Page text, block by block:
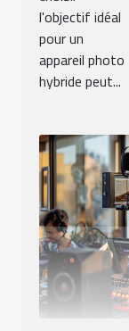
l'objectif idéal
pour un
appareil photo
hybride peut...